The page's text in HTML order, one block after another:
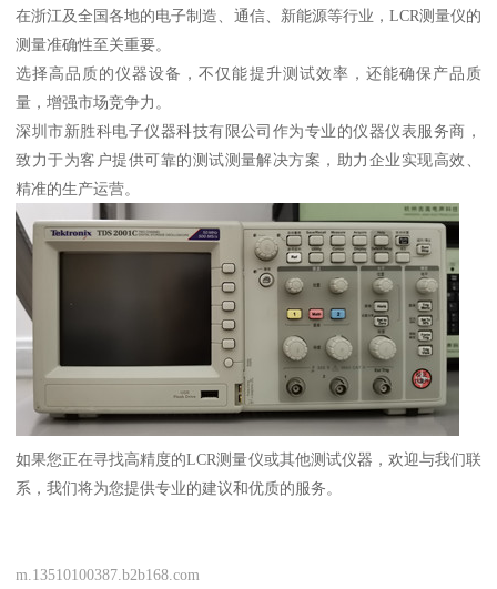
在浙江及全国各地的电子制造、通信、新能源等行业，LCR测量仪的
测量准确性至关重要。
选择高品质的仪器设备，不仅能提升测试效率，还能确保产品质
量，增强市场竞争力。
深圳市新胜科电子仪器科技有限公司作为专业的仪器仪表服务商，
致力于为客户提供可靠的测试测量解决方案，助力企业实现高效、
精准的生产运营。
如果您正在寻找高精度的LCR测量仪或其他测试仪器，欢迎与我们联
系，我们将为您提供专业的建议和优质的服务。
m.13510100387.b2b168.com